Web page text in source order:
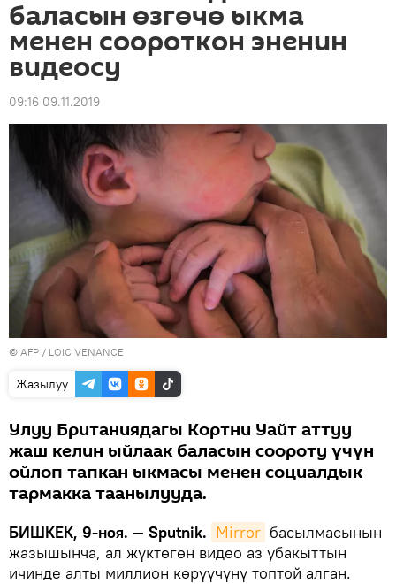
баласын өзгөчө ыкма
менен соороткон эненин
видеосу
09:16 09.11.2019
© AFP / LOIC VENANCE
Жазылуу
Улуу Британиядагы Кортни Уайт аттуу
жаш келин ыйлаак баласын соороту үчүн
ойлоп тапкан ыкмасы менен социалдык
тармакка таанылууда.
БИШКЕК, 9-ноя. — Sputnik. Mirror басылмасынын
жазышынча, ал жүктөгөн видео аз убакыттын
ичинде алты миллион көрүүчүнү топтой алган.